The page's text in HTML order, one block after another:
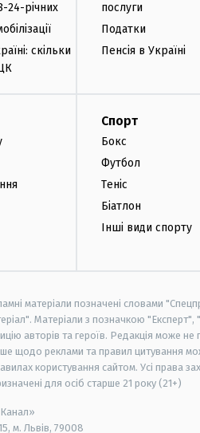
24-річних
скільки
послуги
Податки
Пенсія в Україні
Спорт
Бокс
Футбол
Теніс
Біатлон
Інші види спорту
матеріали позначені словами
Матеріали з позначкою "Експерт",
авторів та героїв. Редакція може не
щодо реклами та правил цитування
користування сайтом. Усі права
для осіб старше 21 року (21+)
м. Львів, 79008